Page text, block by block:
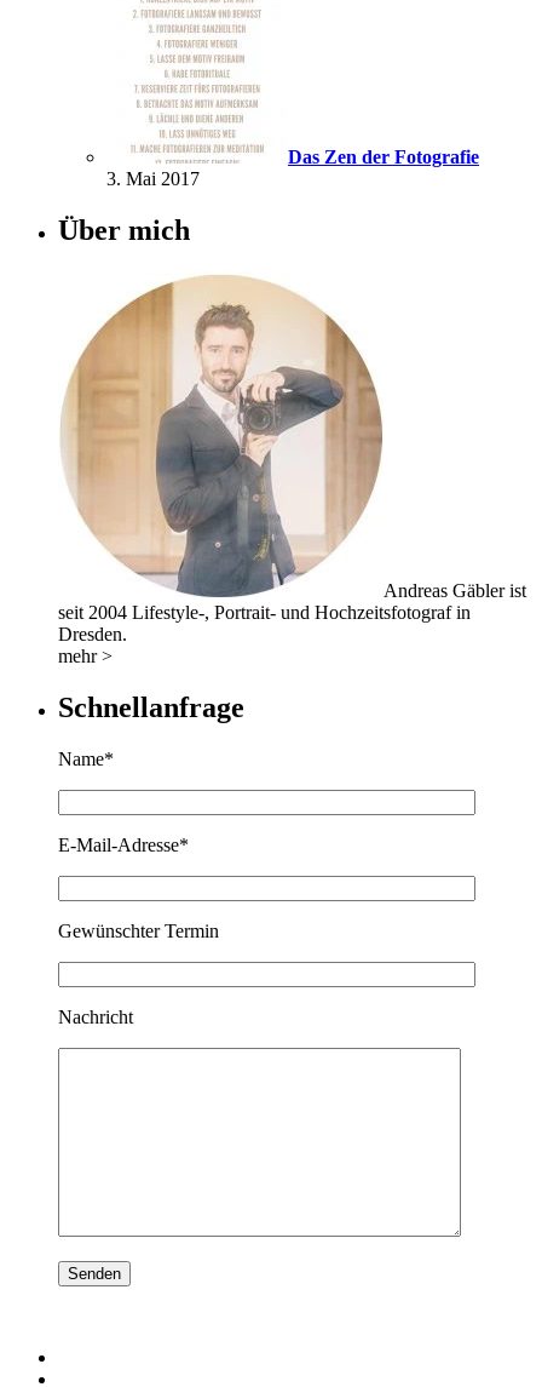
Das Zen der Fotografie
3. Mai 2017
Über mich
Andreas Gäbler ist
seit 2004 Lifestyle-, Portrait- und Hochzeitsfotograf in
Dresden.
mehr >
Schnellanfrage
Name*
E-Mail-Adresse*
Gewünschter Termin
Nachricht